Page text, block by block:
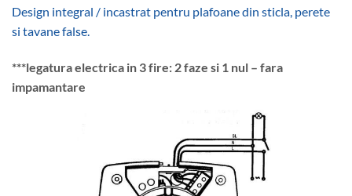
Design integral / incastrat pentru plafoane din sticla, perete
si tavane false.
***legatura electrica in 3 fire: 2 faze si 1 nul – fara
impamantare